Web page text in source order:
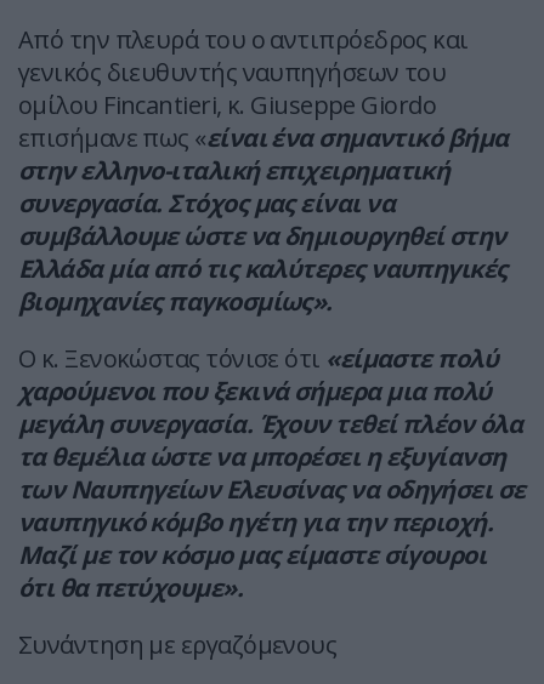
Από την πλευρά του ο αντιπρόεδρος και
γενικός διευθυντής ναυπηγήσεων του
ομίλου Fincantieri, κ. Giuseppe Giordo
επισήμανε πως «είναι ένα σημαντικό βήμα
στην ελληνο-ιταλική επιχειρηματική
συνεργασία. Στόχος μας είναι να
συμβάλλουμε ώστε να δημιουργηθεί στην
Ελλάδα μία από τις καλύτερες ναυπηγικές
βιομηχανίες παγκοσμίως».
Ο κ. Ξενοκώστας τόνισε ότι «είμαστε πολύ
χαρούμενοι που ξεκινά σήμερα μια πολύ
μεγάλη συνεργασία. Έχουν τεθεί πλέον όλα
τα θεμέλια ώστε να μπορέσει η εξυγίανση
των Ναυπηγείων Ελευσίνας να οδηγήσει σε
ναυπηγικό κόμβο ηγέτη για την περιοχή.
Μαζί με τον κόσμο μας είμαστε σίγουροι
ότι θα πετύχουμε».
Συνάντηση με εργαζόμενους